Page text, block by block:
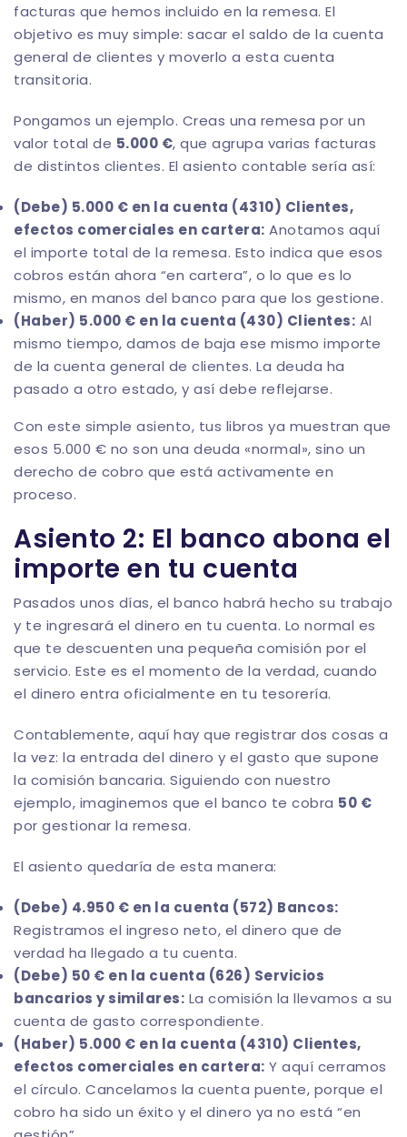
facturas que hemos incluido en la remesa. El
objetivo es muy simple: sacar el saldo de la cuenta
general de clientes y moverlo a esta cuenta
transitoria.
Pongamos un ejemplo. Creas una remesa por un
valor total de 5.000 €, que agrupa varias facturas
de distintos clientes. El asiento contable sería así:
(Debe) 5.000 € en la cuenta (4310) Clientes,
efectos comerciales en cartera: Anotamos aquí
el importe total de la remesa. Esto indica que esos
cobros están ahora “en cartera”, o lo que es lo
mismo, en manos del banco para que los gestione.
(Haber) 5.000 € en la cuenta (430) Clientes: Al
mismo tiempo, damos de baja ese mismo importe
de la cuenta general de clientes. La deuda ha
pasado a otro estado, y así debe reflejarse.
Con este simple asiento, tus libros ya muestran que
esos 5.000 € no son una deuda «normal», sino un
derecho de cobro que está activamente en
proceso.
Asiento 2: El banco abona el
importe en tu cuenta
Pasados unos días, el banco habrá hecho su trabajo
y te ingresará el dinero en tu cuenta. Lo normal es
que te descuenten una pequeña comisión por el
servicio. Este es el momento de la verdad, cuando
el dinero entra oficialmente en tu tesorería.
Contablemente, aquí hay que registrar dos cosas a
la vez: la entrada del dinero y el gasto que supone
la comisión bancaria. Siguiendo con nuestro
ejemplo, imaginemos que el banco te cobra 50 €
por gestionar la remesa.
El asiento quedaría de esta manera:
(Debe) 4.950 € en la cuenta (572) Bancos:
Registramos el ingreso neto, el dinero que de
verdad ha llegado a tu cuenta.
(Debe) 50 € en la cuenta (626) Servicios
bancarios y similares: La comisión la llevamos a su
cuenta de gasto correspondiente.
(Haber) 5.000 € en la cuenta (4310) Clientes,
efectos comerciales en cartera: Y aquí cerramos
el círculo. Cancelamos la cuenta puente, porque el
cobro ha sido un éxito y el dinero ya no está “en